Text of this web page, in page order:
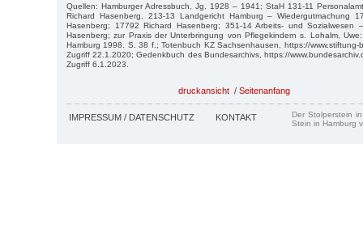
Quellen: Hamburger Adressbuch, Jg. 1928 – 1941; StaH 131-11
Richard Hasenberg, 213-13 Landgericht Hamburg – Wiedergutmachung
Hasenberg; 17792 Richard Hasenberg; 351-14 Arbeits- und Sozialwesen
Hasenberg; zur Praxis der Unterbringung von Pflegekindern s. Lohalm,
Hamburg 1998. S. 38 f.; Totenbuch KZ Sachsenhausen, https://
Zugriff 22.1.2020; Gedenkbuch des Bundesarchivs, https://
Zugriff 6.1.2023.
druckansicht / Seitenanfang
IMPRESSUM / DATENSCHUTZ KONTAKT
Der Stolperstein
Stein in Hamburg